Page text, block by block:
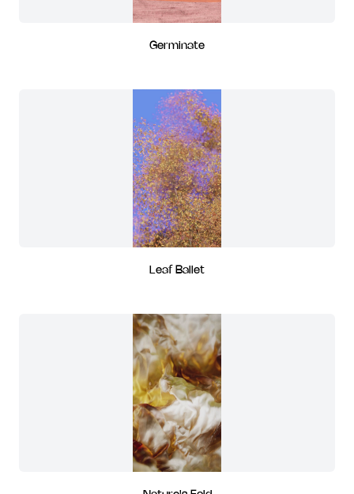
Germinate
Leaf Ballet